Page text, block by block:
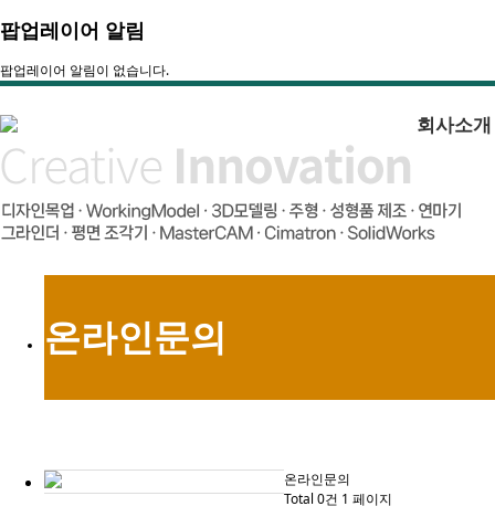
팝업레이어 알림
팝업레이어 알림이 없습니다.
회사소개
온라인문의
온라인문의
Total 0건 1 페이지